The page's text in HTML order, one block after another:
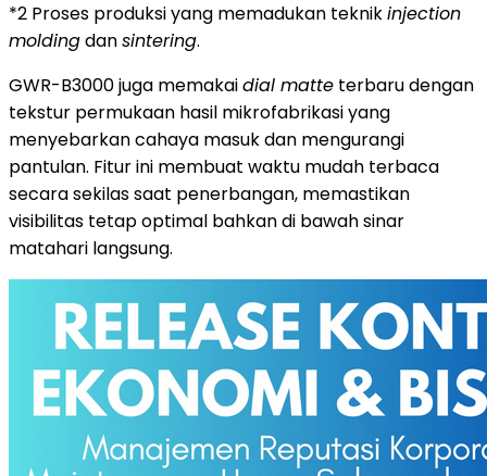
*2 Proses produksi yang memadukan teknikinjection
moldingdansintering.
GWR-B3000 juga memakaidial matte terbaru dengan
tekstur permukaan hasil mikrofabrikasi yang
menyebarkan cahaya masuk dan mengurangi
pantulan. Fitur ini membuat waktu mudah terbaca
secara sekilas saat penerbangan, memastikan
visibilitas tetap optimal bahkan di bawah sinar
matahari langsung.